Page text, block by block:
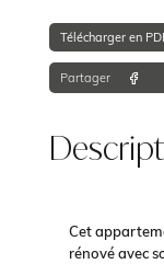
Télécharger en
Partager
Cet
rénové avec